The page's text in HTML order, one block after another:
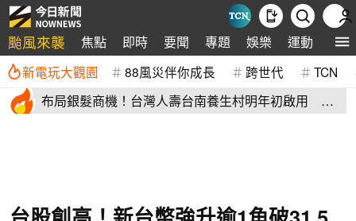
颱風來襲 焦點 即時 要聞 專題 娛樂 運動 全球
新電玩大觀園 88風災伴你成長 跨世代 TCN
布局銀髮商機！台灣人壽台南養生村明年初啟用 月